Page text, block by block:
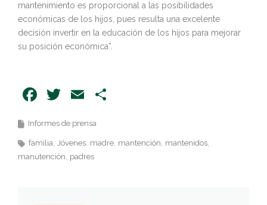
mantenimiento es proporcional a las posibilidades
económicas de los hijos, pues resulta una excelente
decisión invertir en la educación de los hijos para mejorar
su posición económica”.
Facebook
Twitter
Email
Informes de prensa
familia Jóvenes madre mantención mantenidos
manutención padres